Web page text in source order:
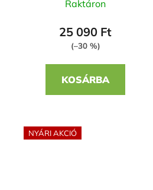
Raktáron
25 090 Ft
(–30 %)
KOSÁRBA
NYÁRI AKCIÓ